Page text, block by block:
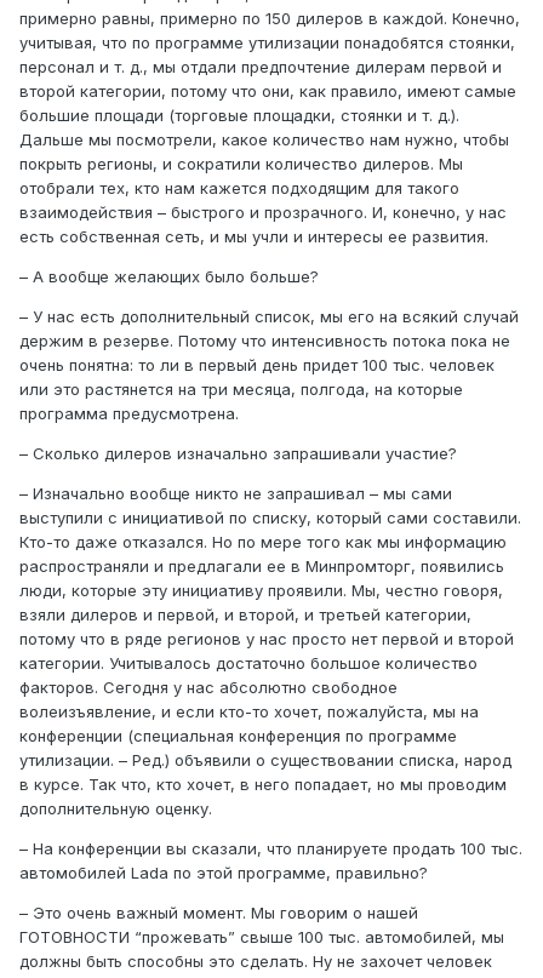
примерно равны, примерно по 150 дилеров в каждой. Конечно,
учитывая, что по программе утилизации понадобятся стоянки,
персонал и т. д., мы отдали предпочтение дилерам первой и
второй категории, потому что они, как правило, имеют самые
большие площади (торговые площадки, стоянки и т. д.).
Дальше мы посмотрели, какое количество нам нужно, чтобы
покрыть регионы, и сократили количество дилеров. Мы
отобрали тех, кто нам кажется подходящим для такого
взаимодействия – быстрого и прозрачного. И, конечно, у нас
есть собственная сеть, и мы учли и интересы ее развития.
– А вообще желающих было больше?
– У нас есть дополнительный список, мы его на всякий случай
держим в резерве. Потому что интенсивность потока пока не
очень понятна: то ли в первый день придет 100 тыс. человек
или это растянется на три месяца, полгода, на которые
программа предусмотрена.
– Сколько дилеров изначально запрашивали участие?
– Изначально вообще никто не запрашивал – мы сами
выступили с инициативой по списку, который сами составили.
Кто-то даже отказался. Но по мере того как мы информацию
распространяли и предлагали ее в Минпромторг, появились
люди, которые эту инициативу проявили. Мы, честно говоря,
взяли дилеров и первой, и второй, и третьей категории,
потому что в ряде регионов у нас просто нет первой и второй
категории. Учитывалось достаточно большое количество
факторов. Сегодня у нас абсолютно свободное
волеизъявление, и если кто-то хочет, пожалуйста, мы на
конференции (специальная конференция по программе
утилизации. – Ред.) объявили о существовании списка, народ
в курсе. Так что, кто хочет, в него попадает, но мы проводим
дополнительную оценку.
– На конференции вы сказали, что планируете продать 100 тыс.
автомобилей Lada по этой программе, правильно?
– Это очень важный момент. Мы говорим о нашей
ГОТОВНОСТИ “прожевать” свыше 100 тыс. автомобилей, мы
должны быть способны это сделать. Ну не захочет человек